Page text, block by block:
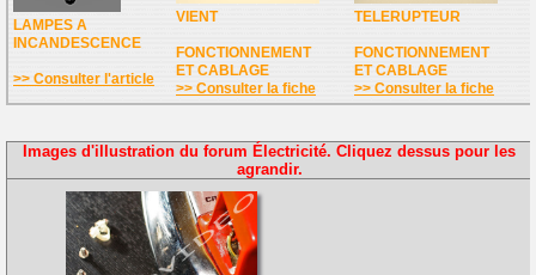
LAMPES A
INCANDESCENCE
>> Consulter l'article
VIENT
FONCTIONNEMENT
ET CABLAGE
>> Consulter la fiche
TELERUPTEUR
FONCTIONNEMENT
ET CABLAGE
>> Consulter la fiche
Images d'illustration du forum Électricité. Cliquez dessus pour les
agrandir.